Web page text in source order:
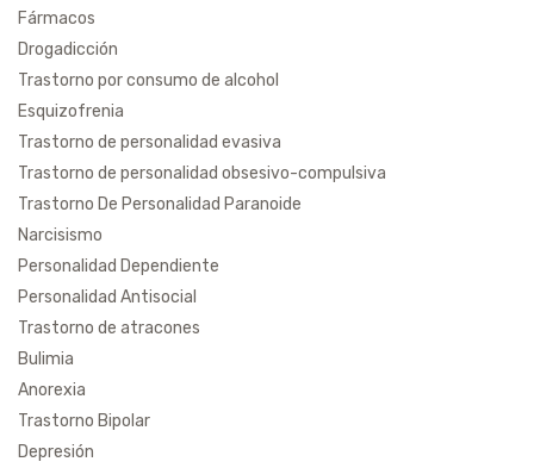
Fármacos
Drogadicción
Trastorno por consumo de alcohol
Esquizofrenia
Trastorno de personalidad evasiva
Trastorno de personalidad obsesivo-compulsiva
Trastorno De Personalidad Paranoide
Narcisismo
Personalidad Dependiente
Personalidad Antisocial
Trastorno de atracones
Bulimia
Anorexia
Trastorno Bipolar
Depresión